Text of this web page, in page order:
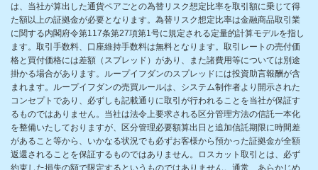
は、当社が算出した通貨ペアごとの為替リスク想定比率を取引額に乗じて得
た額以上の証拠金が必要となります。為替リスク想定比率は金融商品取引業
に関する内閣府令第117条第27項第1号に規定される定量的計算モデルを指し
ます。取引手数料、口座維持手数料は無料となります。取引レートの売付価
格と買付価格には差額（スプレッド）があり、また諸費用等については別途
掛かる場合があります。ループイフダンのスプレッドには投資助言報酬が含
まれます。ループイフダンの売買ルールは、システム制作者より開示された
コンセプトであり、必ずしも記載通りに取引が行われることを当社が保証す
るものではありません。当社は法令上要求される区分管理方法の信託一本化
を整備いたしておりますが、区分管理必要額算出日と追加信託期限に時間差
があること等から、いかなる状況でも必ずお客様から預かった証拠金が全額
返還されることを保証するものではありません。ロスカット取引とは、必ず
約束した損失の額で限定するというものではありません。通常、あらかじめ